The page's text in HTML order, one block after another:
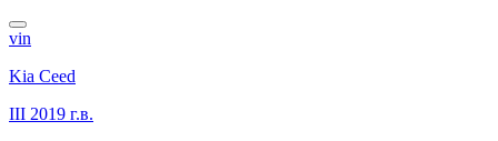
vin
Kia Ceed
III 2019 г.в.